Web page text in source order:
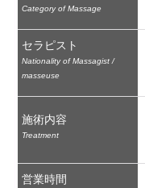
Category of Massage
セラピスト
Nationality of Massagist /
masseuse
施術内容
Treatment
営業時間